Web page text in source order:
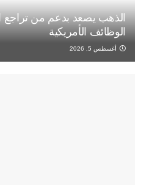
الذهب يصعد بدعم من تراجع
الوظائف الأمريكية
أغسطس 5, 2026